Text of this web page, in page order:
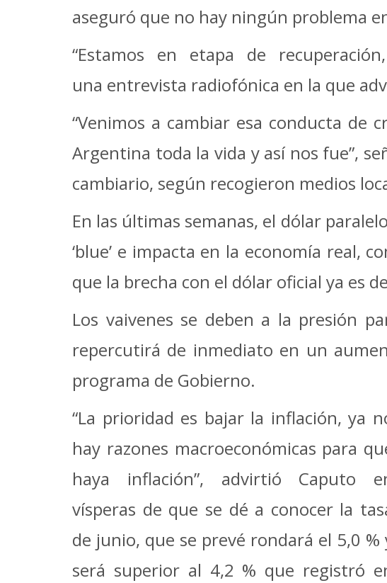
aseguró que no hay ningún problema
“Estamos en etapa de
una entrevista radiofónica en la que
“Venimos a cambiar esa conducta de
Argentina toda la vida y así nos fue”,
cambiario, según recogieron medios
En las últimas semanas, el dólar
‘blue’ e impacta en la economía real,
que la brecha con el dólar oficial ya es
Los vaivenes se deben a la presión
repercutirá de inmediato en un
programa de Gobierno.
“La prioridad es bajar la inflación, ya
hay razones macroeconómicas para
haya inflación”, advirtió Caputo
vísperas de que se dé a conocer la
de junio, que se prevé rondará el 5,0 %
será superior al 4,2 % que registró